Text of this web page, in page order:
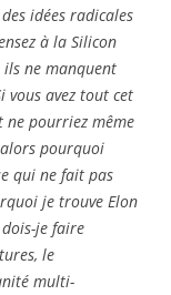
idées radicales
à la Silicon
ils ne manquent
vous avez tout cet
ne pourriez même
pourquoi
qui ne fait pas
je trouve Elon
je faire
le
multi-